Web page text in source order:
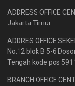
ADDRESS OFFICE
Jakarta Timur
ADDRES OFFICE
No.12 blok B 5-6
Tengah kode pos
BRANCH OFFICE